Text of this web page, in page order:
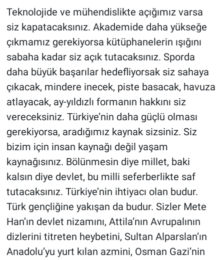
Teknolojide ve mühendislikte açığımız varsa
siz kapatacaksınız. Akademide daha yükseğe
çıkmamız gerekiyorsa kütüphanelerin ışığını
sabaha kadar siz açık tutacaksınız. Sporda
daha büyük başarılar hedefliyorsak siz sahaya
çıkacak, mindere inecek, piste basacak, havuza
atlayacak, ay-yıldızlı formanın hakkını siz
vereceksiniz. Türkiye’nin daha güçlü olması
gerekiyorsa, aradığımız kaynak sizsiniz. Siz
bizim için insan kaynağı değil yaşam
kaynağısınız. Bölünmesin diye millet, baki
kalsın diye devlet, bu milli seferberlikte saf
tutacaksınız. Türkiye’nin ihtiyacı olan budur.
Türk gençliğine yakışan da budur. Sizler Mete
Han’ın devlet nizamını, Attila’nın Avrupalının
dizlerini titreten heybetini, Sultan Alparslan’ın
Anadolu’yu yurt kılan azmini, Osman Gazi’nin